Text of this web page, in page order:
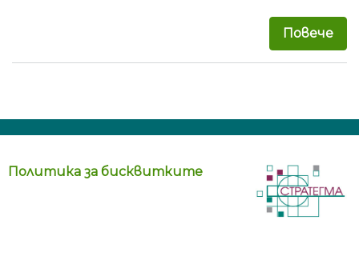
Повече
Политика за бисквитките